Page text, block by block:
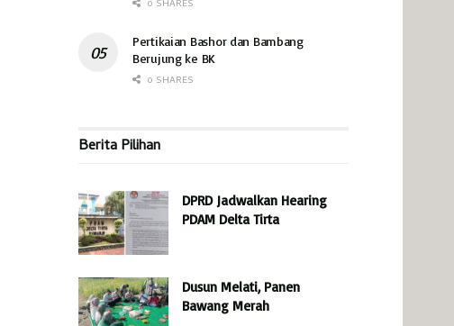
0 SHARES
Pertikaian Bashor dan Bambang
Berujung ke BK
0 SHARES
Berita Pilihan
DPRD Jadwalkan Hearing
PDAM Delta Tirta
Dusun Melati, Panen
Bawang Merah